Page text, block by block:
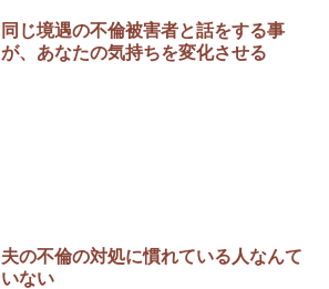
同じ境遇の不倫被害者と話をする事
が、あなたの気持ちを変化させる
夫の不倫の対処に慣れている人なんて
いない